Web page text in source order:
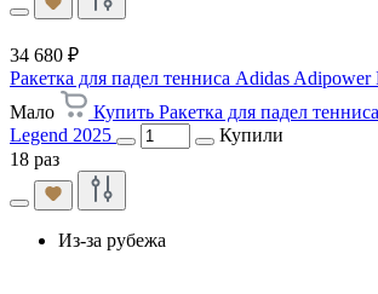
34 680 ₽
Ракетка для падел тенниса Adidas Adipower
Мало
Купить Ракетка для падел
Legend 2025
Купили
18 раз
Из-за рубежа